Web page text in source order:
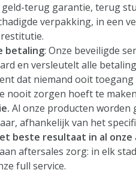
geld-terug garantie, terug
verpakking, in een
betaling: Onze beveiligde
en versleutelt alle
dat niemand ooit
nooit zorgen hoeft te
Al onze producten worden
afhankelijk van het
beste resultaat in al
aftersales zorg: in elk
full service.